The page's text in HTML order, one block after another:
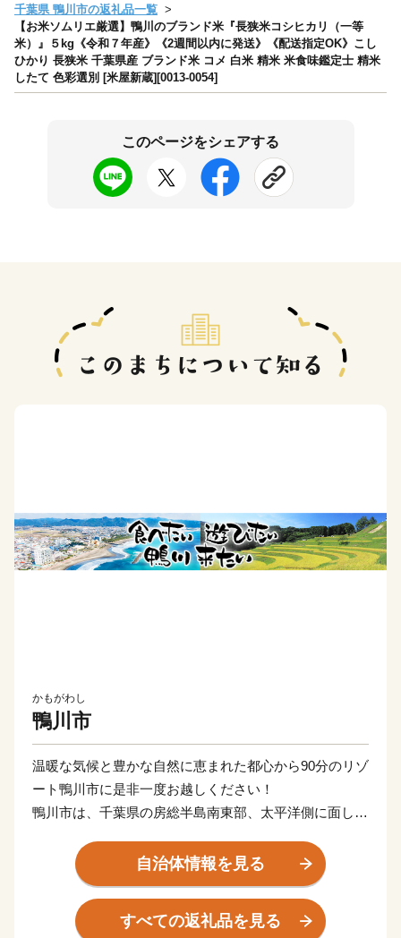
千葉県 鴨川市の返礼品一覧
【お米ソムリエ厳選】鴨川のブランド米『長狭米コシヒカリ（一等
米）』５kg《令和７年産》《2週間以内に発送》《配送指定OK》こし
ひかり 長狭米 千葉県産 ブランド米 コメ 白米 精米 米食味鑑定士 精米
したて 色彩選別 [米屋新蔵][0013-0054]
このページをシェアする
かもがわし
鴨川市
温暖な気候と豊かな自然に恵まれた都心から90分のリゾ
ート鴨川市に是非一度お越しください！
鴨川市は、千葉県の房総半島南東部、太平洋側に面し、
る嶺岡山系との間に、米どころとして知られる長狭平野
が開け、その平野が太平洋に面した地域に市街地が形成
温暖な気候と豊かな自然環境、新鮮で豊富な食材に代表
される貴重な自然資源はもとより、全国レベルの集客力
自治体情報を見る
すべての返礼品を見る